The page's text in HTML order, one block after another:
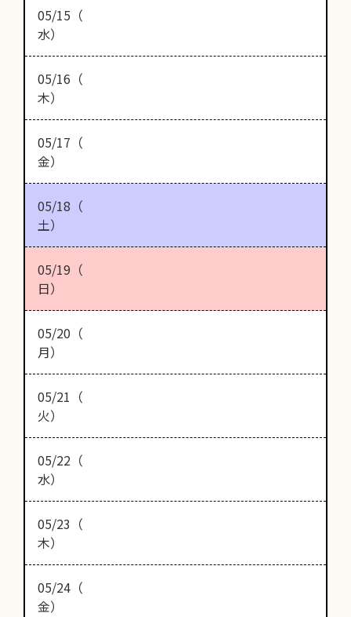
05/15（
水）
05/16（
木）
05/17（
金）
05/18（
土）
05/19（
日）
05/20（
月）
05/21（
火）
05/22（
水）
05/23（
木）
05/24（
金）